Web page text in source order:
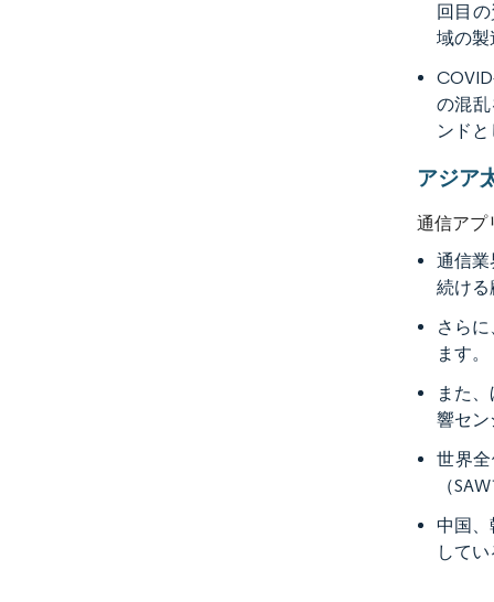
回目
域の製
の混
ンド
アジア
通信アプ
通信
続け
さら
ます。
また
響セ
世界
（
中国
して